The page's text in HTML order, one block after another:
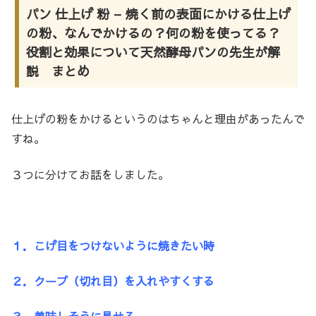
パン 仕上げ 粉 – 焼く前の表面にかける仕上げ
の粉、なんでかけるの？何の粉を使ってる？
役割と効果について天然酵母パンの先生が解
説 まとめ
仕上げの粉をかけるというのはちゃんと理由があったんで
すね。
３つに分けてお話をしました。
１．こげ目をつけないように焼きたい時
２．クープ（切れ目）を入れやすくする